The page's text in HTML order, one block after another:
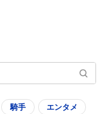
騎手 エンタメ